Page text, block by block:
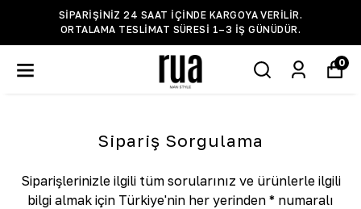
SIPARIŞINIZ 24 SAAT IÇINDE KARGOYA VERILIR.
ORTALAMA TESLIMAT SÜRESI 1–3 IŞ GÜNÜDÜR.
0
Sipariş Sorgulama
Siparişlerinizle ilgili tüm sorularınız ve ürünlerle ilgili
bilgi almak için Türkiye'nin her yerinden * numaralı